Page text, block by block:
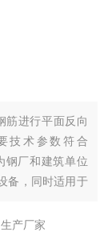
筋进行平面反向
技术参数符合
钢厂和建筑单位
备，同时适用于
生产厂家